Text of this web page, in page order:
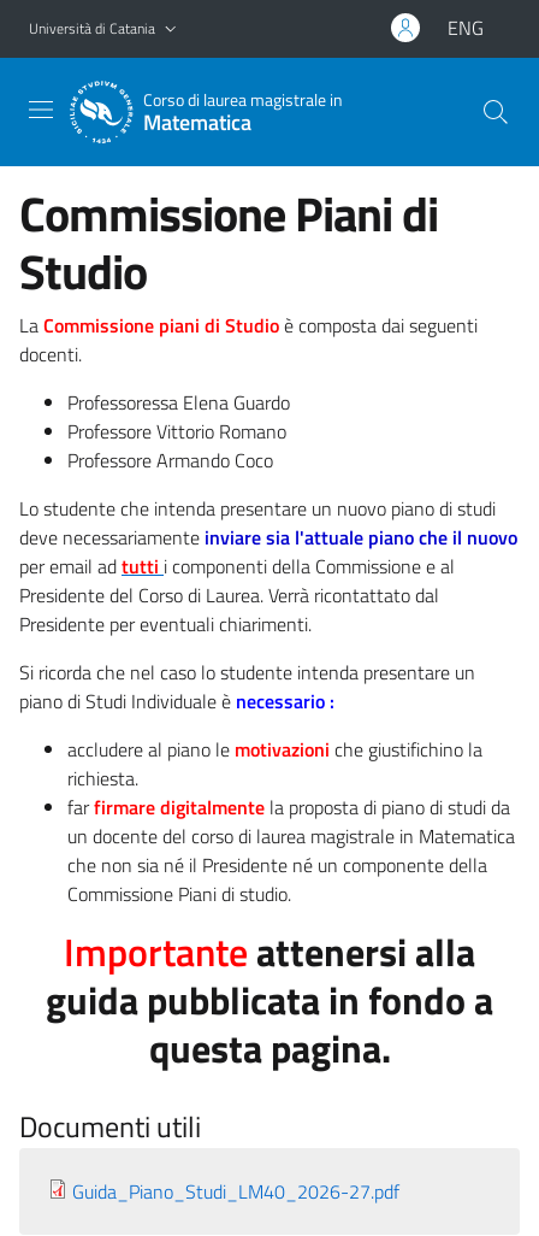
Vai al contenuto principale
Vai al menu di navigazione
Università di Catania ENG
Corso di laurea magistrale in
Matematica
Commissione Piani di
Studio
LaCommissione piani di Studioè composta dai seguenti
docenti.
Professoressa Elena Guardo
Professore Vittorio Romano
Professore Armando Coco
Lo studente che intenda presentare un nuovo piano di studi
deve necessariamente inviare sia l'attuale piano che il nuovo
per email adtutti i componenti della Commissione e al
Presidente del Corso di Laurea. Verrà ricontattato dal
Presidente per eventuali chiarimenti.
Si ricorda che nel caso lo studente intenda presentare un
piano di Studi Individuale è necessario :
accludere al piano le motivazioni che giustifichino la
richiesta.
farfirmare digitalmente la proposta di piano di studi da
un docente del corso di laurea magistrale in Matematica
che non sia né il Presidente né un componente della
Commissione Piani di studio.
Importanteattenersi alla
guida pubblicata in fondo a
questa pagina.
Documenti utili
Guida_Piano_Studi_LM40_2026-27.pdf